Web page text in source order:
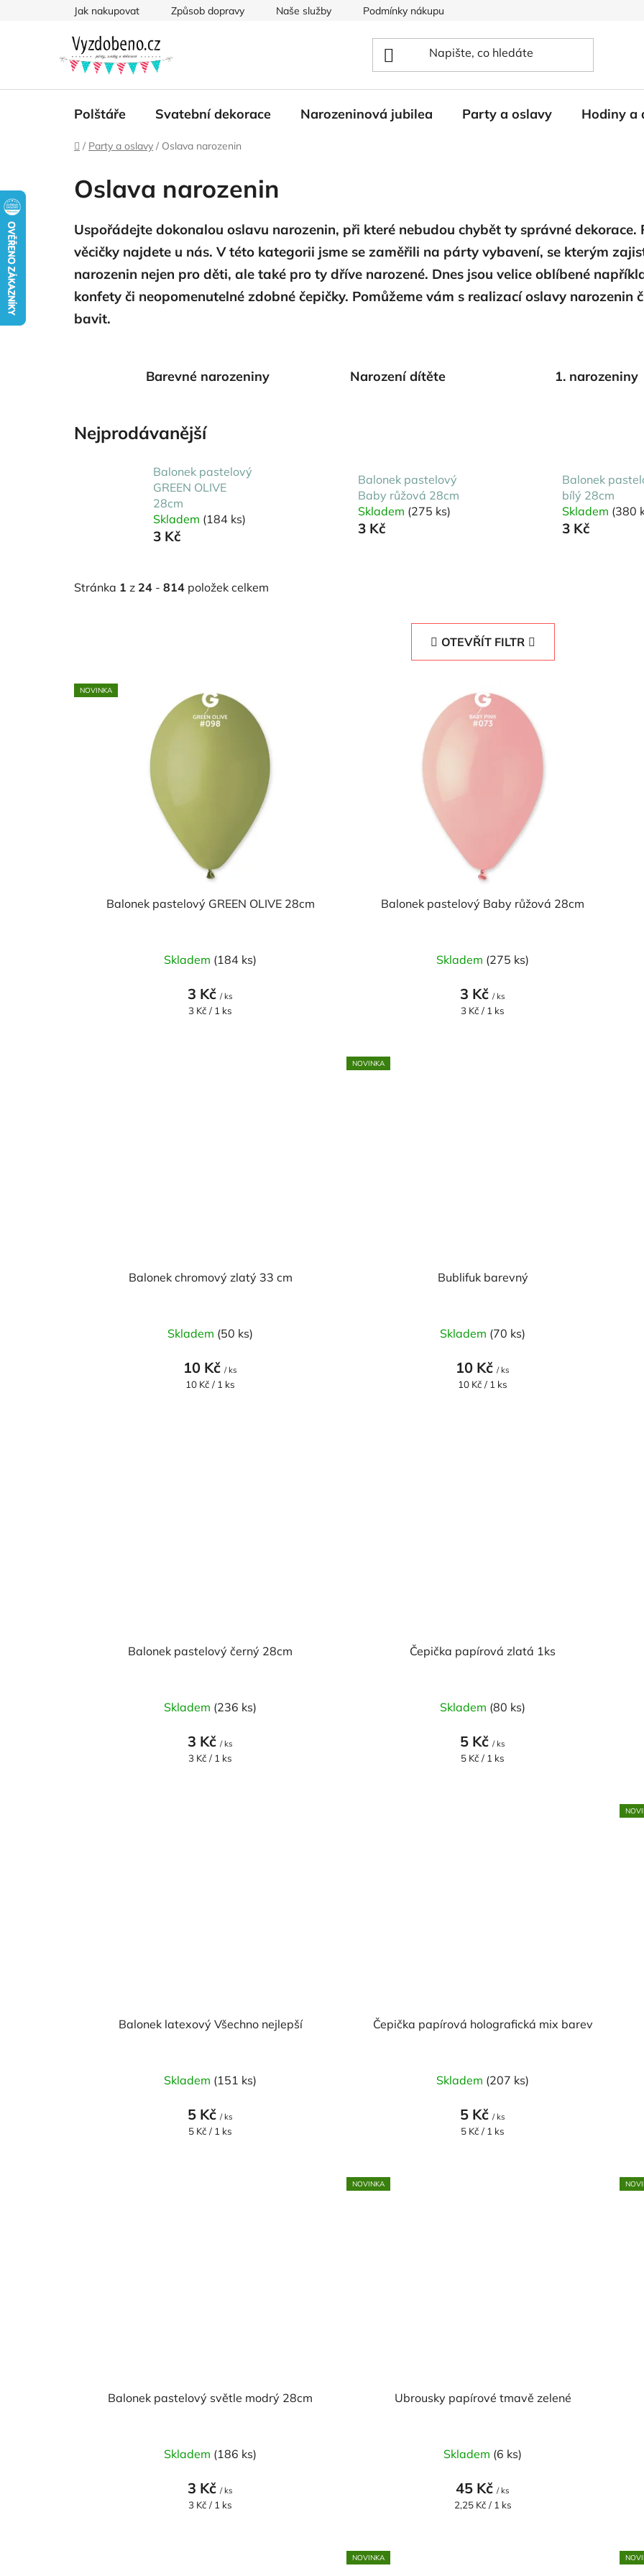
Jak nakupovat Způsob dopravy Naše služby Podmínky nákupu
Polštáře Svatební dekorace Narozeninová jubilea Party a oslavy Hodiny a
Domů
/ Party a oslavy / Oslava narozenin
Oslava narozenin
Uspořádejte dokonalou oslavu narozenin, při které nebudou chybět ty správné dekorace.
věcičky najdete u nás. V této kategorii jsme se zaměřili na párty vybavení, se kterým
narozenin nejen pro děti, ale také pro ty dříve narozené. Dnes jsou velice oblíbené
konfety či neopomenutelné zdobné čepičky. Pomůžeme vám s realizací oslavy narozenin
bavit.
Barevné narozeniny Narození dítěte 1. narozeniny
Nejprodávanější
Balonek pastelový
GREEN OLIVE
28cm
Skladem (184 ks)
3 Kč
Balonek pastelový
Baby růžová 28cm
Skladem (275 ks)
3 Kč
Balonek
bílý 28cm
Skladem (380
3 Kč
Stránka 1 z 24 - 814 položek celkem
OTEVŘÍT FILTR
V
ý
NOVINKA
Balonek pastelový GREEN OLIVE 28cm
Skladem (184 ks)
3 Kč/ ks
Měrná
3 Kč / 1 ks
Balonek pastelový Baby růžová 28cm
Skladem (275 ks)
3 Kč/ ks
Měrná
3 Kč / 1 ks
Balonek chromový zlatý 33 cm
Skladem (50 ks)
10 Kč/ ks
Měrná
10 Kč / 1 ks
NOVINKA
Bublifuk barevný
Skladem (70 ks)
10 Kč/ ks
Měrná
10 Kč / 1 ks
Balonek pastelový černý 28cm
Skladem (236 ks)
3 Kč/ ks
Měrná
3 Kč / 1 ks
Čepička papírová zlatá 1ks
Skladem (80 ks)
5 Kč/ ks
Měrná
5 Kč / 1 ks
Balonek latexový Všechno nejlepší
Skladem (151 ks)
5 Kč/ ks
Měrná
5 Kč / 1 ks
Čepička papírová holografická mix barev
Skladem (207 ks)
5 Kč/ ks
Měrná
5 Kč / 1 ks
Balonek pastelový světle modrý 28cm
Skladem (186 ks)
3 Kč/ ks
Měrná
3 Kč / 1 ks
NOVINKA
Ubrousky papírové tmavě zelené
Skladem (6 ks)
45 Kč/ ks
Měrná
2,25 Kč / 1 ks
NOVINKA